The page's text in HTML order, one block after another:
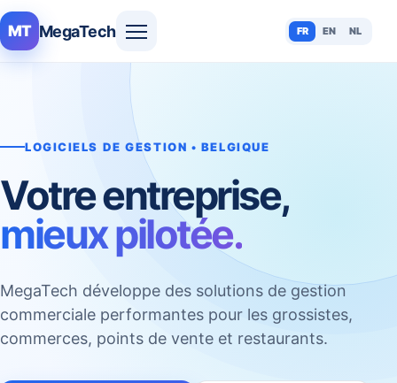
MT MegaTech FR EN NL
LOGICIELS DE GESTION • BELGIQUE
Votre entreprise,
mieux pilotée.
MegaTech développe des solutions de gestion
commerciale performantes pour les grossistes,
commerces, points de vente et restaurants.